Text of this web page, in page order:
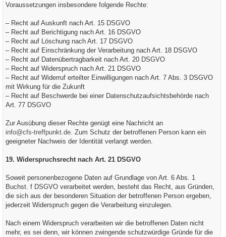
Voraussetzungen insbesondere folgende Rechte:
– Recht auf Auskunft nach Art. 15 DSGVO
– Recht auf Berichtigung nach Art. 16 DSGVO
– Recht auf Löschung nach Art. 17 DSGVO
– Recht auf Einschränkung der Verarbeitung nach Art. 18 DSGVO
– Recht auf Datenübertragbarkeit nach Art. 20 DSGVO
– Recht auf Widerspruch nach Art. 21 DSGVO
– Recht auf Widerruf erteilter Einwilligungen nach Art. 7 Abs. 3 DSGVO
mit Wirkung für die Zukunft
– Recht auf Beschwerde bei einer Datenschutzaufsichtsbehörde nach
Art. 77 DSGVO
Zur Ausübung dieser Rechte genügt eine Nachricht an
info@cfs-treffpunkt.de. Zum Schutz der betroffenen Person kann ein
geeigneter Nachweis der Identität verlangt werden.
19. Widerspruchsrecht nach Art. 21 DSGVO
Soweit personenbezogene Daten auf Grundlage von Art. 6 Abs. 1
Buchst. f DSGVO verarbeitet werden, besteht das Recht, aus Gründen,
die sich aus der besonderen Situation der betroffenen Person ergeben,
jederzeit Widerspruch gegen die Verarbeitung einzulegen.
Nach einem Widerspruch verarbeiten wir die betroffenen Daten nicht
mehr, es sei denn, wir können zwingende schutzwürdige Gründe für die